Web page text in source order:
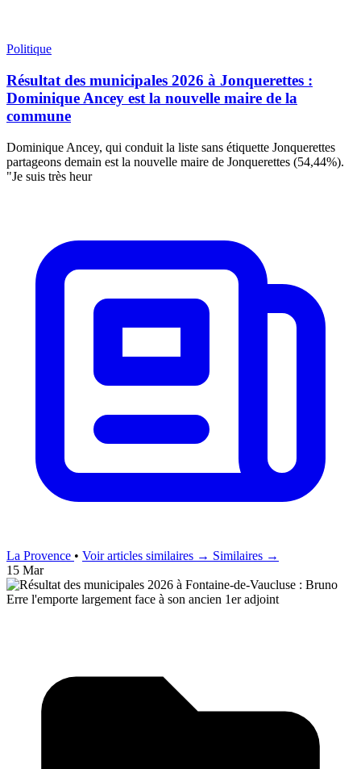
Politique
Résultat des municipales 2026 à Jonquerettes :
Dominique Ancey est la nouvelle maire de la
commune
Dominique Ancey, qui conduit la liste sans étiquette Jonquerettes
partageons demain est la nouvelle maire de Jonquerettes (54,44%).
"Je suis très heur
La Provence • Voir articles similaires → Similaires →
15 Mar